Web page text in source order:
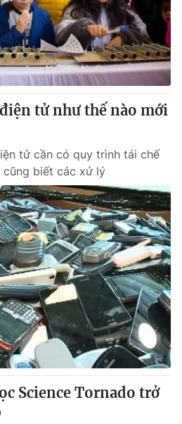
lai
tử như thế nào mới
tử cần có quy trình tái chế
cũng biết các xử lý
Science Tornado trở